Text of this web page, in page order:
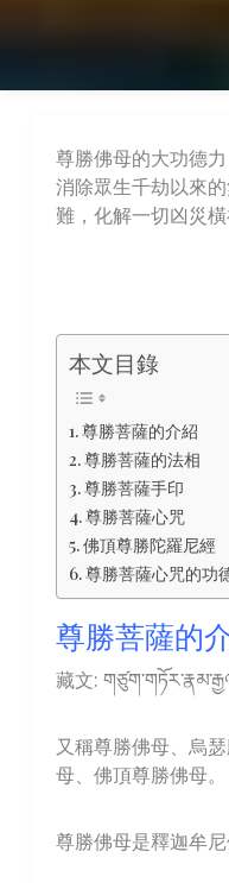
尊勝佛母的大功德
消除眾生千劫以來
難，化解一切凶災橫
本文目錄
尊勝菩薩的介紹
尊勝菩薩的法相
尊勝菩薩手印
尊勝菩薩心咒
佛頂尊勝陀羅尼經
尊勝菩薩心咒的功
尊勝菩薩的
藏文:
又稱尊勝佛母、烏
母、佛頂尊勝佛母。
尊勝佛母是釋迦牟尼